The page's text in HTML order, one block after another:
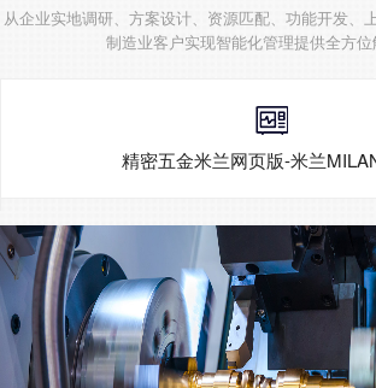
从企业实地调研、方案设计、资源匹配、功能开发、
制造业客户实现智能化管理提供全方
精密五金米兰网页版-米兰